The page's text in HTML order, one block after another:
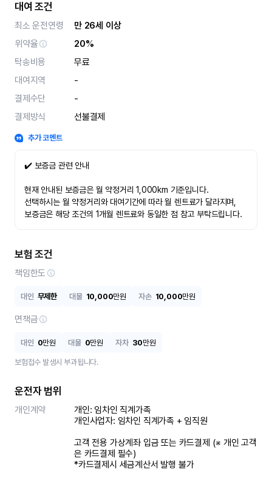
대여 조건
최소 운전연령
만 26세 이상
위약율
20%
탁송비용
무료
대여지역
-
결제수단
-
결제방식
선불결제
추가 코멘트
✔️ 보증금 관련 안내
현재 안내된 보증금은 월 약정거리 1,000km 기준입니다.
선택하시는 월 약정거리와 대여기간에 따라 월 렌트료가 달라지며,
보증금은 해당 조건의 1개월 렌트료와 동일한 점 참고 부탁드립니다.
보험 조건
책임한도
대인 무제한 대물 10,000만원 자손 10,000만원
면책금
대인 0만원 대물 0만원 자차 30만원
보험접수 발생시 부과됩니다.
운전자 범위
개인계약
개인: 임차인 직계가족
개인사업자: 임차인 직계가족 + 임직원
고객 전용 가상계좌 입금 또는 카드결제 (※ 개인 고객
은 카드결제 필수)
*카드결제시 세금계산서 발행 불가